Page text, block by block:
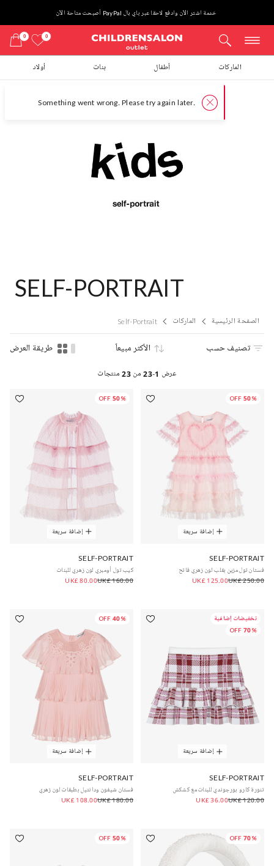
خدمة اشتر الآن وادفع لاحقا عبر باي بال PayPal أصبحت متاحة الآن
0
0
الماركات أطفال بنات أولاد
SELF-PORTRAIT
الصفحة الرئيسية الماركات Self-Portrait
تصنيف حسب الأكثر مبيعاً طريقة العرض
عرض 1-23 من 23منتجات
50% OFF
إضافة سريعة
SELF-PORTRAIT
فستان تول مزين بقلب لون زهري فاتح
UK£ 250.00
UK£ 125.00
50% OFF
إضافة سريعة
SELF-PORTRAIT
كيب تول أومبري لون زهري للبنات
UK£ 160.00
UK£ 80.00
تخفيضات إضافية
70% OFF
إضافة سريعة
SELF-PORTRAIT
تنورة كارو بورجوندي للبنات مع كشكش
UK£ 120.00
UK£ 36.00
40% OFF
إضافة سريعة
SELF-PORTRAIT
فستان شيفون ودانتيل بطبقات لون زهري
UK£ 180.00
UK£ 108.00
70% OFF
50% OFF